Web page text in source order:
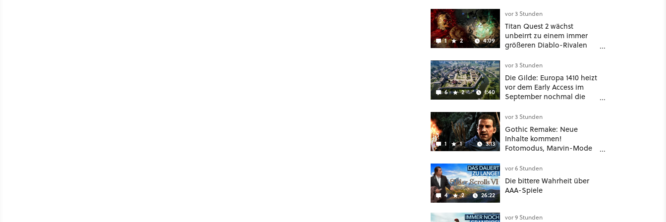
1 2 4:09
vor 3 Stunden
Titan Quest 2 wächst
unbeirrt zu einem immer
größeren Diablo-Rivalen
sogar eine richtige
Beschwörer-Klasse
6 2 1:40
vor 3 Stunden
Die Gilde: Europa 1410 heizt
vor dem Early Access im
September nochmal die
1 1 3:13
vor 3 Stunden
Gothic Remake: Neue
Inhalte kommen!
Fotomodus, Marvin-Mode
4 2 26:22
vor 6 Stunden
Die bittere Wahrheit über
AAA-Spiele
vor 9 Stunden